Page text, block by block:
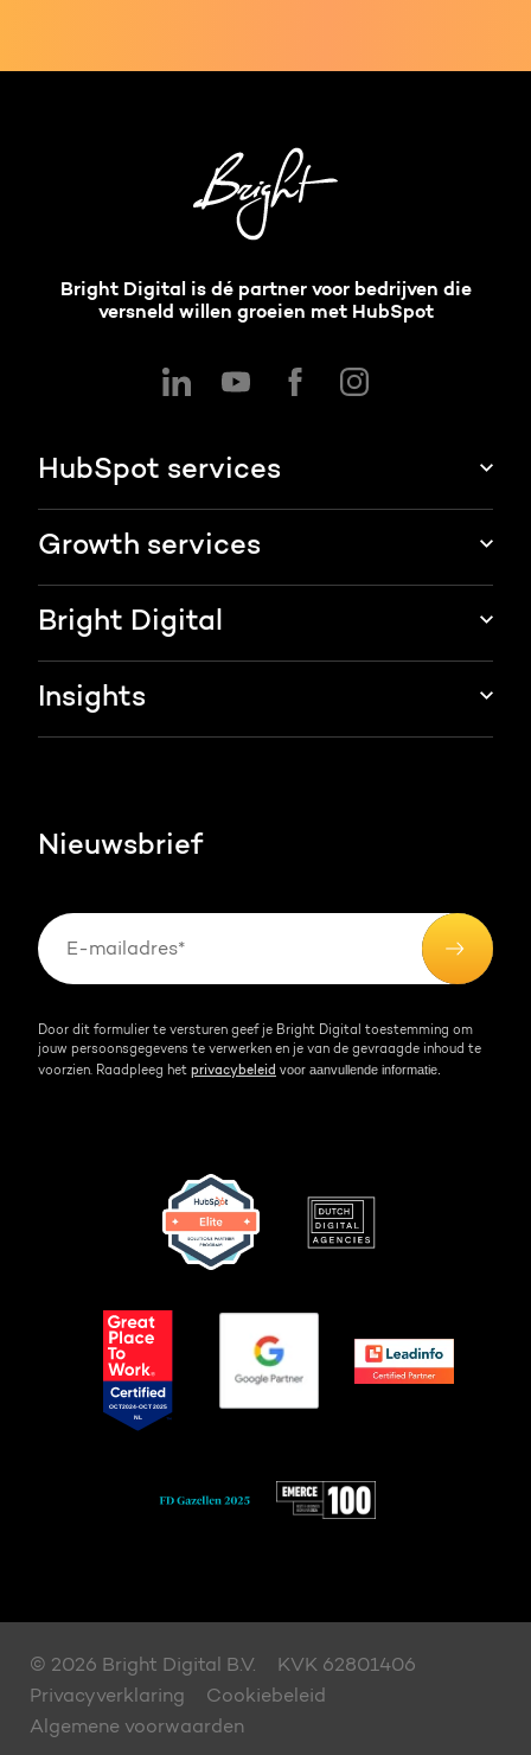
Bright Digital is dé partner voor bedrijven die
versneld willen groeien met HubSpot
HubSpot services
HubSpot integraties
HubSpot CRM maatwerk
HubSpot trainingen
Growth services
Websites & portals
Groei strategie
AI services
Bright Digital
Over ons
Team
Insights
Events & webinars
Kennisbank
Nieuwsbrief
Door dit formulier te versturen geef je Bright Digital toestemming om
jouw persoonsgegevens te verwerken en je van de gevraagde inhoud te
voorzien. Raadpleeg het privacybeleid voor aanvullende informatie.
© 2026 Bright Digital B.V.
KVK 62801406
Privacyverklaring
Cookiebeleid
Algemene voorwaarden